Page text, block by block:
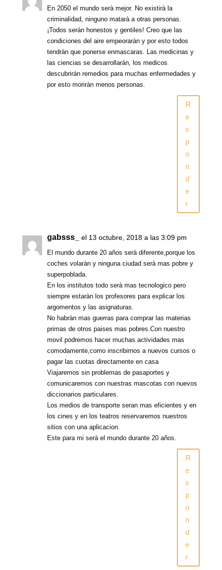
En 2050 el mundo serà mejor. No existirà la
criminalidad, ninguno matarà a otras personas.
¡Todos serán honestos y gentiles! Creo que las
condiciones del aire empeoraràn y por esto todos
tendràn que ponerse enmascaras. Las medicinas y
las ciencias se desarrollarán, los medicos
descubrirán remedios para muchas enfermedades y
por esto moriràn menos personas.
R
e
s
p
o
n
d
e
r
gabsss_ el 13 octubre, 2018 a las 3:09 pm
El mundo durante 20 años serà diferente,porque los
coches volaràn y ninguna ciudad serà mas pobre y
superpoblada.
En los institutos todo serà mas tecnologico pero
siempre estaràn los profesores para explicar los
argomentos y las asignaturas.
No habràn mas guerras para comprar las materias
primas de otros paises mas pobres.Con nuestro
movil podremos hacer muchas actividades mas
comodamente,como inscribirnos a nuevos cursos o
pagar las cuotas directamente en casa
Viajaremos sin problemas de pasaportes y
comunicaremos con nuestras mascotas con nuevos
diccionarios particulares.
Los medios de transporte seran mas eficientes y en
los cines y en los teatros reservaremos nuestros
sitios con una aplicacion.
Este para mi serà el mundo durante 20 años.
R
e
s
p
o
n
d
e
r